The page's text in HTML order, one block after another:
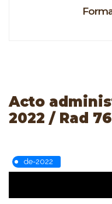
Acto
2022 / Rad
de-2022